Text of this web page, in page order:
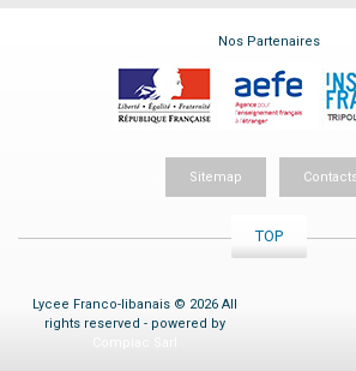
Nos Partenaires
Sitemap
TOP
Lycee Franco-libanais © 2026 All
rights reserved - powered by